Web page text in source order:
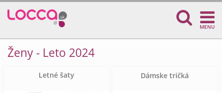
MENU
Ženy - Leto 2024
Letné šaty Dámske tričká